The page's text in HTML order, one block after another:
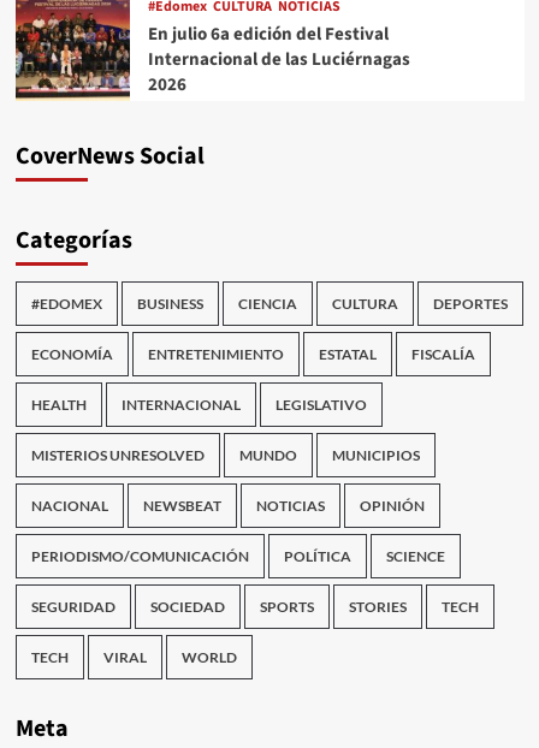
#Edomex CULTURA NOTICIAS
En julio 6a edición del Festival
Internacional de las Luciérnagas
2026
CoverNews Social
Categorías
#EDOMEX BUSINESS CIENCIA CULTURA DEPORTES
ECONOMÍA ENTRETENIMIENTO ESTATAL FISCALÍA
HEALTH INTERNACIONAL LEGISLATIVO
MISTERIOS UNRESOLVED MUNDO MUNICIPIOS
NACIONAL NEWSBEAT NOTICIAS OPINIÓN
PERIODISMO/COMUNICACIÓN POLÍTICA SCIENCE
SEGURIDAD SOCIEDAD SPORTS STORIES TECH
TECH VIRAL WORLD
Meta